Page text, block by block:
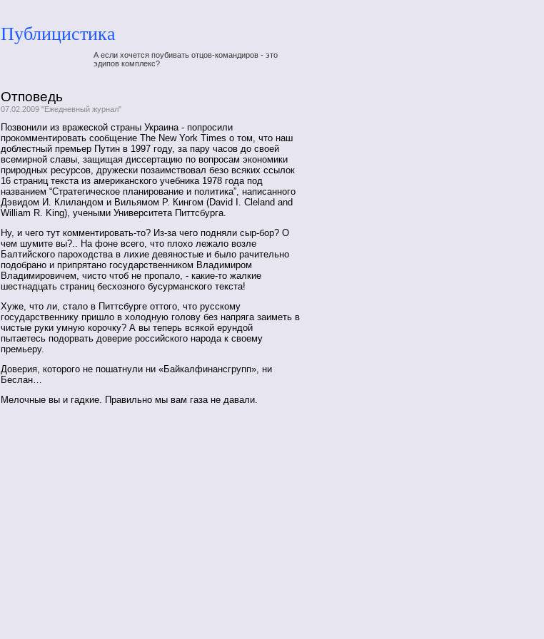
Публицистика
А если хочется поубивать отцов-командиров - это
эдипов комплекс?
Отповедь
07.02.2009 "Ежедневный журнал"
Позвонили из вражеской страны Украина - попросили
прокомментировать сообщение The New York Times о том, что наш
доблестный премьер Путин в 1997 году, за пару часов до своей
всемирной славы, защищая диссертацию по вопросам экономики
природных ресурсов, дружески позаимствовал безо всяких ссылок
16 страниц текста из американского учебника 1978 года под
названием “Стратегическое планирование и политика”, написанного
Дэвидом И. Клиландом и Вильямом Р. Кингом (David I. Cleland and
William R. King), учеными Университета Питтсбурга.
Ну, и чего тут комментировать-то? Из-за чего подняли сыр-бор? О
чем шумите вы?.. На фоне всего, что плохо лежало возле
Балтийского пароходства в лихие девяностые и было рачительно
подобрано и припрятано государственником Владимиром
Владимировичем, чисто чтоб не пропало, - какие-то жалкие
шестнадцать страниц бесхозного бусурманского текста!
Хуже, что ли, стало в Питтсбурге оттого, что русскому
государственнику пришло в холодную голову без напряга заиметь в
чистые руки умную корочку? А вы теперь всякой ерундой
пытаетесь подорвать доверие российского народа к своему
премьеру.
Доверия, которого не пошатнули ни «Байкалфинансгрупп», ни
Беслан…
Мелочные вы и гадкие. Правильно мы вам газа не давали.